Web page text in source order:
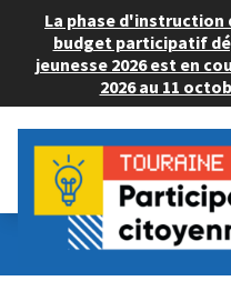
La phase d'instruction
budget participatif
jeunesse 2026 est en
2026 au 11
Budget Participatif
💡 Consulter les projets